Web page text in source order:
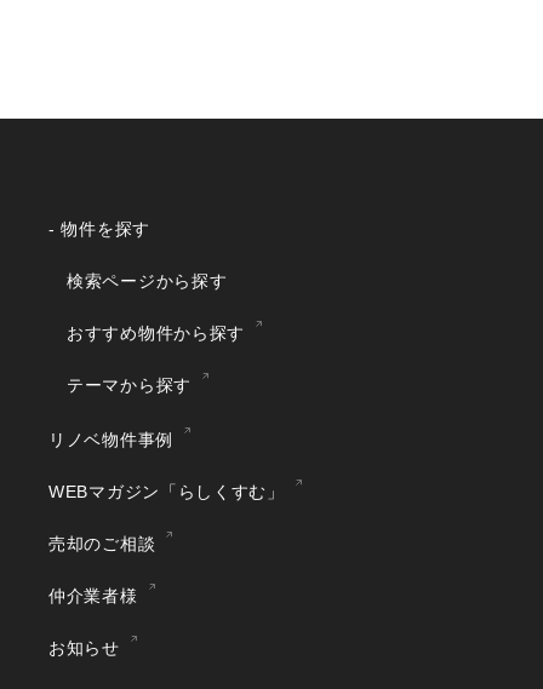
- 物件を探す
検索ページから探す
おすすめ物件から探す
テーマから探す
リノベ物件事例
WEBマガジン「らしくすむ」
売却のご相談
仲介業者様
お知らせ